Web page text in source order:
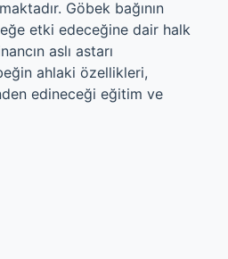
Göbek bağının
etki edeceğine dair halk
aslı astarı
ahlaki özellikleri,
edineceği eğitim ve